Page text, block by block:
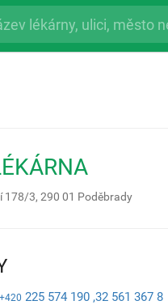
178/3, 290 01 Poděbrady
+420 225 574 190 ,32 561 367 8